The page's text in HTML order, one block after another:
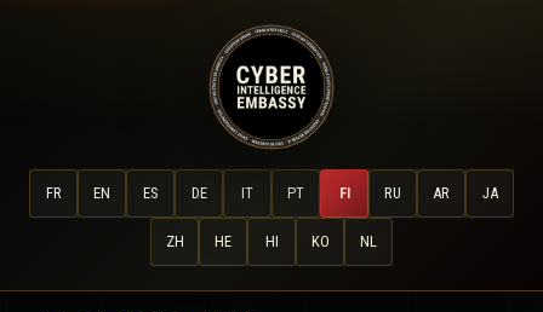
FR EN ES DE IT PT FI RU AR JA
ZH HE HI KO NL